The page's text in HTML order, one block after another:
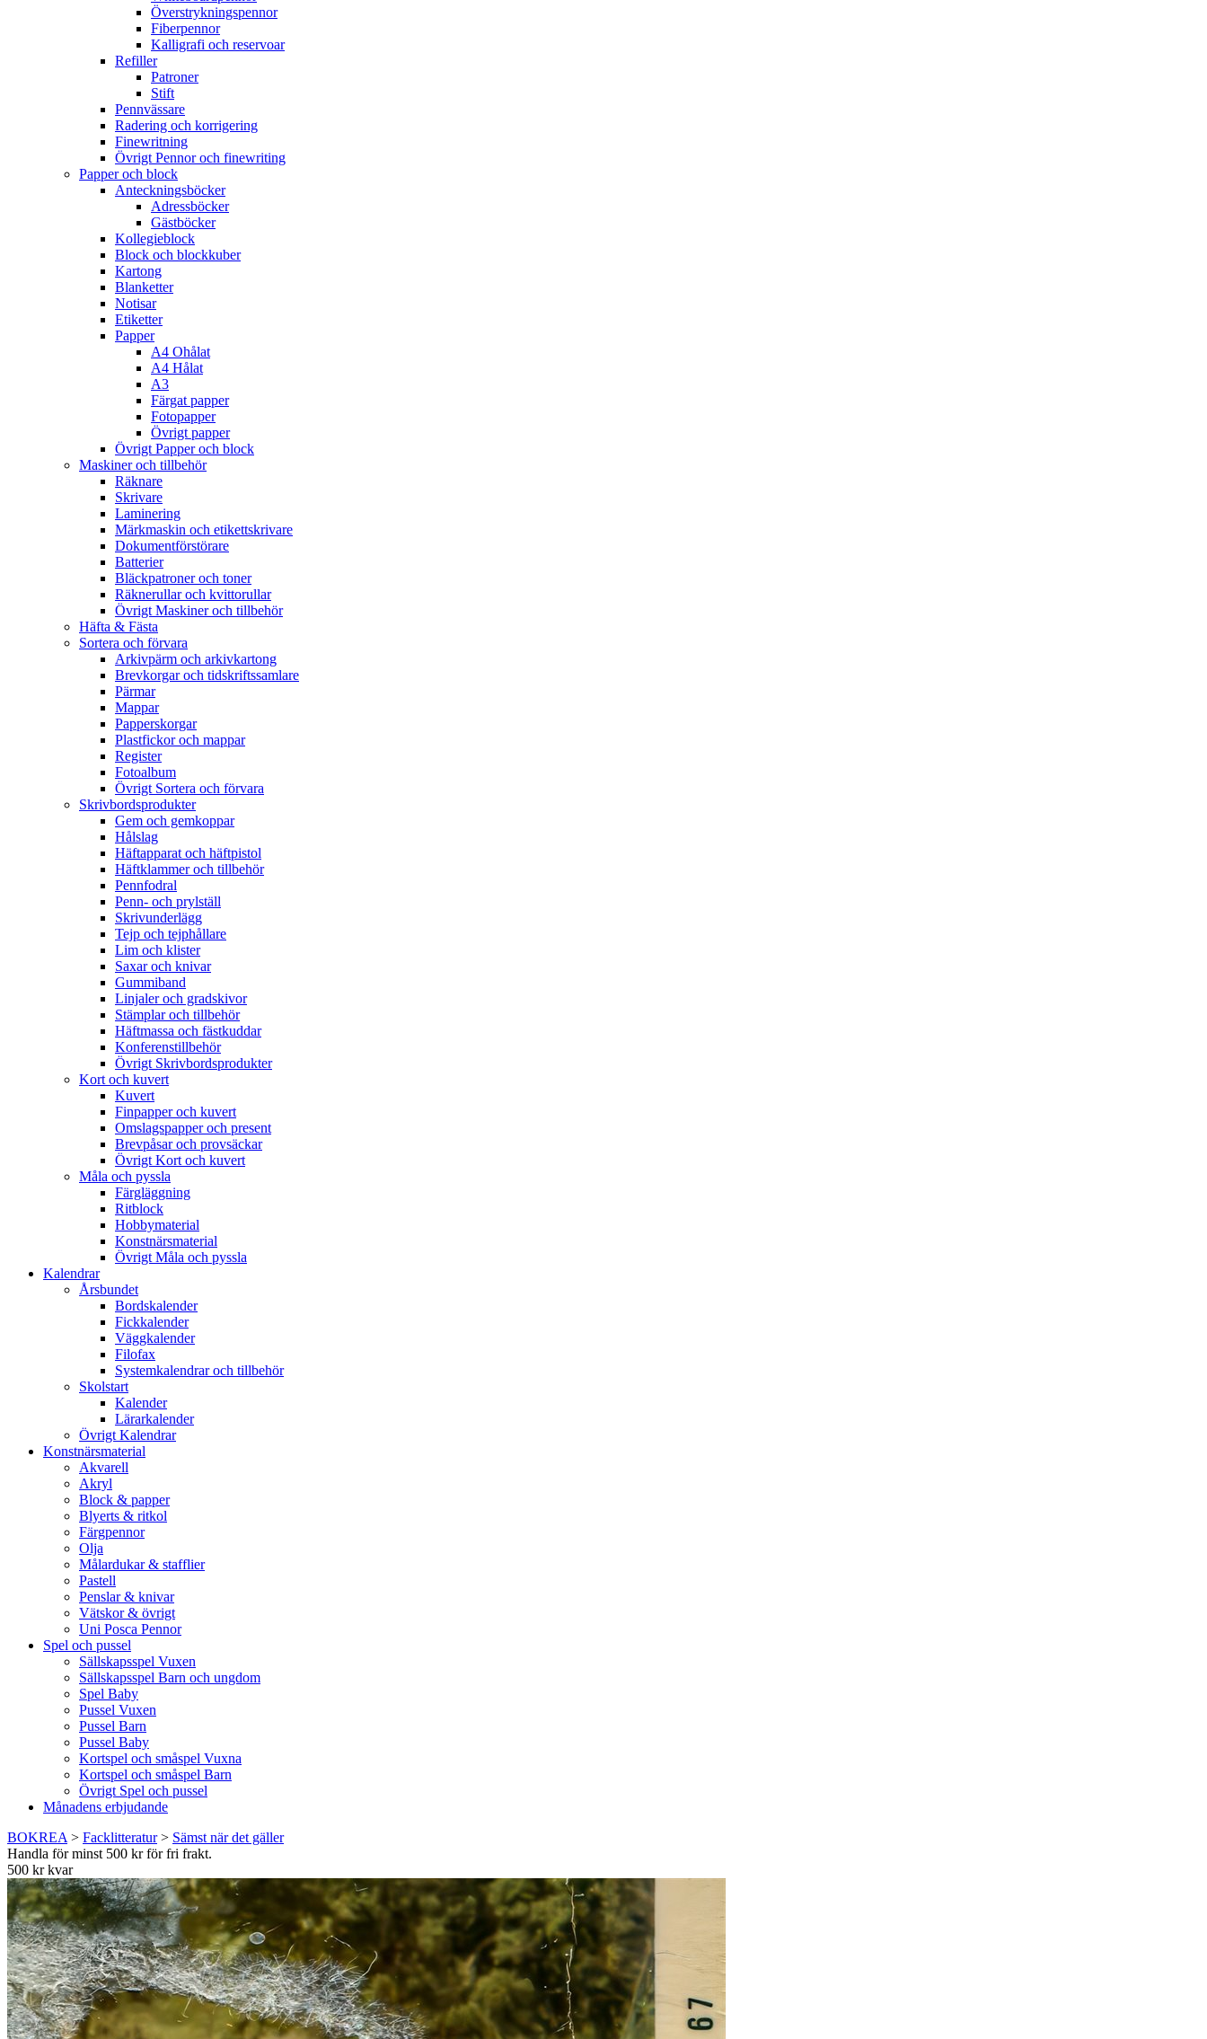
Överstrykningspennor
Fiberpennor
Kalligrafi och reservoar
Refiller
Patroner
Stift
Pennvässare
Radering och korrigering
Finewritning
Övrigt Pennor och finewriting
Papper och block
Anteckningsböcker
Adressböcker
Gästböcker
Kollegieblock
Block och blockkuber
Kartong
Blanketter
Notisar
Etiketter
Papper
A4 Ohålat
A4 Hålat
A3
Färgat papper
Fotopapper
Övrigt papper
Övrigt Papper och block
Maskiner och tillbehör
Räknare
Skrivare
Laminering
Märkmaskin och etikettskrivare
Dokumentförstörare
Batterier
Bläckpatroner och toner
Räknerullar och kvittorullar
Övrigt Maskiner och tillbehör
Häfta & Fästa
Sortera och förvara
Arkivpärm och arkivkartong
Brevkorgar och tidskriftssamlare
Pärmar
Mappar
Papperskorgar
Plastfickor och mappar
Register
Fotoalbum
Övrigt Sortera och förvara
Skrivbordsprodukter
Gem och gemkoppar
Hålslag
Häftapparat och häftpistol
Häftklammer och tillbehör
Pennfodral
Penn- och prylställ
Skrivunderlägg
Tejp och tejphållare
Lim och klister
Saxar och knivar
Gummiband
Linjaler och gradskivor
Stämplar och tillbehör
Häftmassa och fästkuddar
Konferenstillbehör
Övrigt Skrivbordsprodukter
Kort och kuvert
Kuvert
Finpapper och kuvert
Omslagspapper och present
Brevpåsar och provsäckar
Övrigt Kort och kuvert
Måla och pyssla
Färgläggning
Ritblock
Hobbymaterial
Konstnärsmaterial
Övrigt Måla och pyssla
Kalendrar
Årsbundet
Bordskalender
Fickkalender
Väggkalender
Filofax
Systemkalendrar och tillbehör
Skolstart
Kalender
Lärarkalender
Övrigt Kalendrar
Konstnärsmaterial
Akvarell
Akryl
Block & papper
Blyerts & ritkol
Färgpennor
Olja
Målardukar & stafflier
Pastell
Penslar & knivar
Vätskor & övrigt
Uni Posca Pennor
Spel och pussel
Sällskapsspel Vuxen
Sällskapsspel Barn och ungdom
Spel Baby
Pussel Vuxen
Pussel Barn
Pussel Baby
Kortspel och småspel Vuxna
Kortspel och småspel Barn
Övrigt Spel och pussel
Månadens erbjudande
BOKREA > Facklitteratur> Sämst när det gäller
Handla för minst 500 kr för fri frakt.
500 kr kvar